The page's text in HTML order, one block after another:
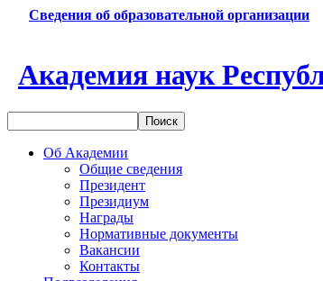
Сведения об образовательной организации
Академия наук
Об Академии
Общие сведения
Президент
Президиум
Награды
Нормативные документы
Вакансии
Контакты